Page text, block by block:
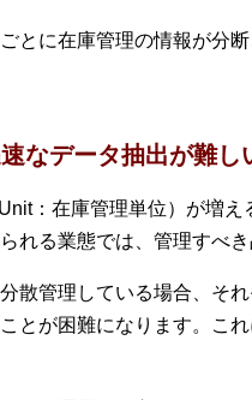
とに在庫管理の情報が分
なデータ抽出が難し
：在庫管理単位）が増
れる業態では、管理すべ
散管理している場合、そ
とが困難になります。こ